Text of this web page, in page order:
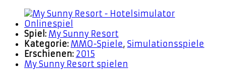
Spiel: My Sunny Resort
Kategorie: MMO-Spiele, Simulationsspiele
Erschienen: 2015
My Sunny Resort spielen